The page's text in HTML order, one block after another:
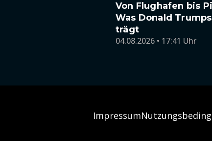
Von Flughafen bis
Was Donald
trägt
04.08.2026 • 17:41 Uhr
Impressum